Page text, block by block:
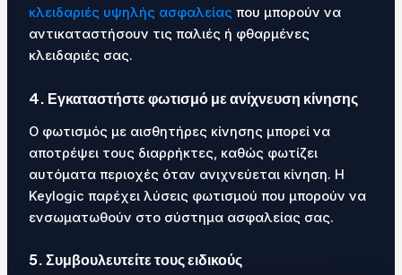
κλειδαριές υψηλής ασφαλείας που μπορούν να
αντικαταστήσουν τις παλιές ή φθαρμένες
κλειδαριές σας.
4. Εγκαταστήστε φωτισμό με ανίχνευση κίνησης
Ο φωτισμός με αισθητήρες κίνησης μπορεί να
αποτρέψει τους διαρρήκτες, καθώς φωτίζει
αυτόματα περιοχές όταν ανιχνεύεται κίνηση. Η
Keylogic παρέχει λύσεις φωτισμού που μπορούν να
ενσωματωθούν στο σύστημα ασφαλείας σας.
5. Συμβουλευτείτε τους ειδικούς